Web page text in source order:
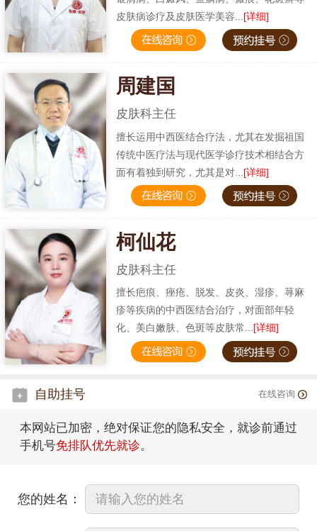
皮肤病诊疗及皮肤医学美容... [详细]
周建国
皮肤科主任
擅长运用中西医结合疗法，尤其在发掘祖国
传统中医疗法与现代医学诊疗技术相结合方
面有着独到研究，尤其是对... [详细]
柯仙花
皮肤科主任
擅长疤痕、痤疮、脱发、皮炎、湿疹、荨麻
疹等疾病的中西医结合治疗，对面部年轻
化、美白嫩肤、色斑等皮肤常...[详细]
自助挂号 在线咨询
本网站已加密，绝对保证您的隐私安全，就诊前通过
手机号免排队优先就诊。
您的姓名：